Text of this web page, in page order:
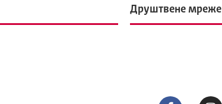
Друштвене мреже